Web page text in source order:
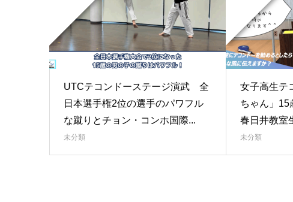
UTCテコンドーステージ演武 全
日本選手権2位の選手のパワフル
な蹴りとチョン・コンホ国際...
未分類
女子高生テ
ちゃん」15
春日井教室
未分類